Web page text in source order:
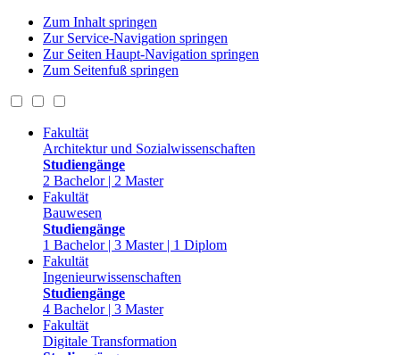
Zum Inhalt springen
Zur Service-Navigation springen
Zur Seiten Haupt-Navigation springen
Zum Seitenfuß springen
Fakultät
Architektur und Sozialwissenschaften
Studiengänge
2 Bachelor | 2 Master
Fakultät
Bauwesen
Studiengänge
1 Bachelor | 3 Master | 1 Diplom
Fakultät
Ingenieurwissenschaften
Studiengänge
4 Bachelor | 3 Master
Fakultät
Digitale Transformation